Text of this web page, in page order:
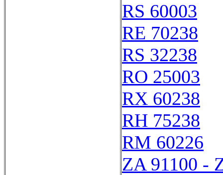
RS 60003
RE 70238
RS 32238
RO 25003
RX 60238
RH 75238
RM 60226
ZA 91100 -